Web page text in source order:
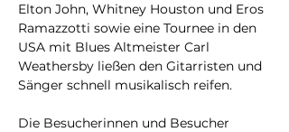
Elton John, Whitney Houston und Eros
Ramazzotti sowie eine Tournee in den
USA mit Blues Altmeister Carl
Weathersby ließen den Gitarristen und
Sänger schnell musikalisch reifen.
Die Besucherinnen und Besucher